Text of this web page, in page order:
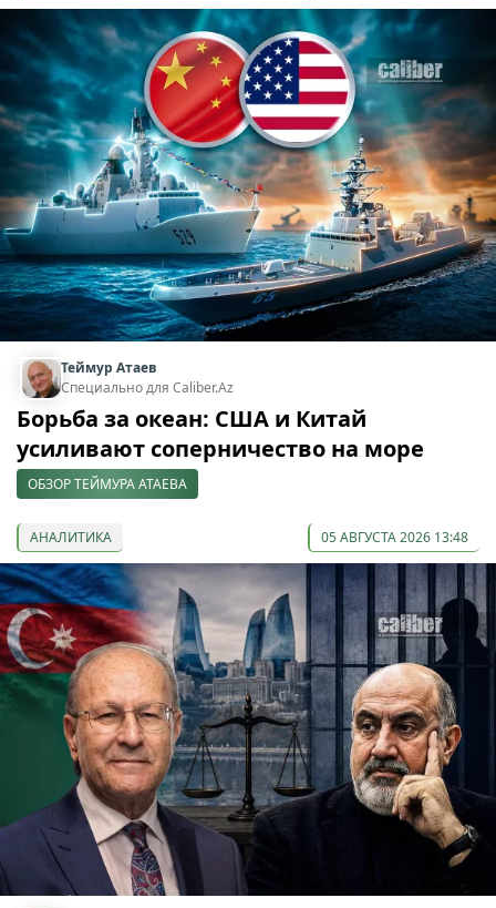
Теймур Атаев
Специально для Caliber.Az
Борьба за океан: США и Китай
усиливают соперничество на море
ОБЗОР ТЕЙМУРА АТАЕВА
АНАЛИТИКА 05 АВГУСТА 2026 13:48